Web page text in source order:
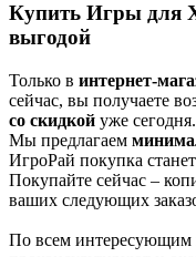
Купить Игры для
выгодой
Только в интернет-
сейчас, вы получаете
со скидкой уже сегодня.
Мы предлагаем
ИгроРай покупка
Покупайте сейчас –
ваших следующих
По всем интересующим